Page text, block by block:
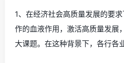
1、在经济社会高质量发展的要
作的血液作用，激活高质量发展
大课题。在这种背景下，各行各